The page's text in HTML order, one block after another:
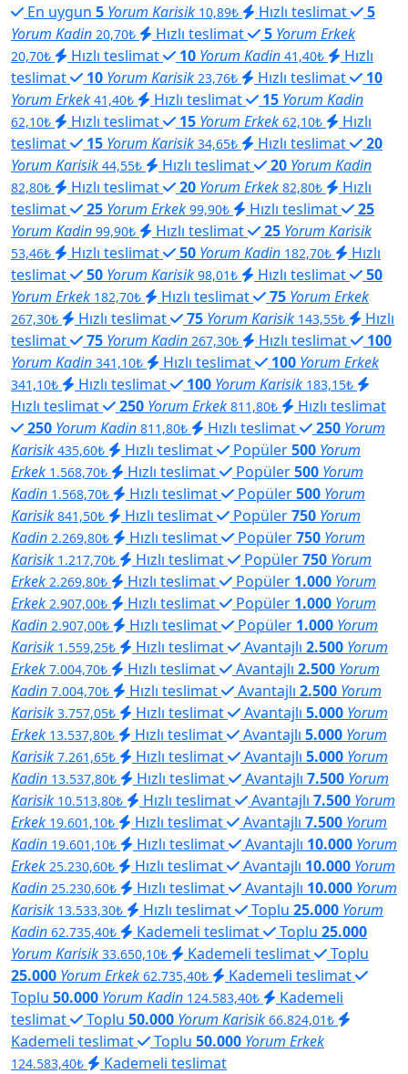
En uygun 5 Yorum Karisik 10,89₺ Hızlı teslimat
5
Yorum Kadin 20,70₺ Hızlı teslimat 5 Yorum Erkek
20,70₺ Hızlı teslimat 10 Yorum Kadin 41,40₺
Hızlı
teslimat
10 Yorum Karisik 23,76₺ Hızlı teslimat
10
Yorum Erkek 41,40₺ Hızlı teslimat 15 Yorum Kadin
62,10₺ Hızlı teslimat 15 Yorum Erkek 62,10₺
Hızlı
teslimat
15 Yorum Karisik 34,65₺ Hızlı teslimat
20
Yorum Karisik 44,55₺ Hızlı teslimat 20 Yorum Kadin
82,80₺ Hızlı teslimat 20 Yorum Erkek 82,80₺
Hızlı
teslimat
25 Yorum Erkek 99,90₺ Hızlı teslimat
25
Yorum Kadin 99,90₺ Hızlı teslimat 25 Yorum Karisik
53,46₺ Hızlı teslimat 50 Yorum Kadin 182,70₺
Hızlı
teslimat
50 Yorum Karisik 98,01₺ Hızlı teslimat
50
Yorum Erkek 182,70₺ Hızlı teslimat 75 Yorum Erkek
267,30₺ Hızlı teslimat 75 Yorum Karisik 143,55₺
Hızlı
teslimat
75 Yorum Kadin 267,30₺ Hızlı teslimat
100
Yorum Kadin 341,10₺ Hızlı teslimat 100 Yorum Erkek
341,10₺ Hızlı teslimat 100 Yorum Karisik 183,15₺
Hızlı teslimat 250 Yorum Erkek 811,80₺
Hızlı teslimat
250 Yorum Kadin 811,80₺ Hızlı teslimat 250 Yorum
Karisik 435,60₺ Hızlı teslimat Popüler500 Yorum
Erkek 1.568,70₺ Hızlı teslimat Popüler500 Yorum
Kadin 1.568,70₺ Hızlı teslimat Popüler500 Yorum
Karisik 841,50₺ Hızlı teslimat Popüler750 Yorum
Kadin 2.269,80₺ Hızlı teslimat Popüler750 Yorum
Karisik 1.217,70₺ Hızlı teslimat Popüler750 Yorum
Erkek 2.269,80₺ Hızlı teslimat Popüler 1.000 Yorum
Erkek 2.907,00₺ Hızlı teslimat Popüler 1.000 Yorum
Kadin 2.907,00₺ Hızlı teslimat Popüler 1.000 Yorum
Karisik 1.559,25₺ Hızlı teslimat Avantajlı 2.500 Yorum
Erkek 7.004,70₺ Hızlı teslimat Avantajlı 2.500 Yorum
Kadin 7.004,70₺ Hızlı teslimat Avantajlı 2.500 Yorum
Karisik 3.757,05₺ Hızlı teslimat Avantajlı 5.000 Yorum
Erkek 13.537,80₺ Hızlı teslimat Avantajlı 5.000 Yorum
Karisik 7.261,65₺ Hızlı teslimat Avantajlı 5.000 Yorum
Kadin 13.537,80₺ Hızlı teslimat Avantajlı 7.500 Yorum
Karisik 10.513,80₺ Hızlı teslimat Avantajlı 7.500 Yorum
Erkek 19.601,10₺ Hızlı teslimat Avantajlı 7.500 Yorum
Kadin 19.601,10₺ Hızlı teslimat Avantajlı 10.000 Yorum
Erkek 25.230,60₺ Hızlı teslimat Avantajlı 10.000 Yorum
Kadin 25.230,60₺ Hızlı teslimat Avantajlı 10.000 Yorum
Karisik 13.533,30₺ Hızlı teslimat Toplu 25.000 Yorum
Kadin 62.735,40₺ Kademeli teslimat Toplu 25.000
Yorum Karisik 33.650,10₺ Kademeli teslimat
Toplu
25.000 Yorum Erkek 62.735,40₺
Kademeli teslimat
Toplu 50.000 Yorum Kadin 124.583,40₺
Kademeli
teslimat
Toplu 50.000 Yorum Karisik 66.824,01₺
Kademeli teslimat Toplu 50.000 Yorum Erkek
124.583,40₺ Kademeli teslimat